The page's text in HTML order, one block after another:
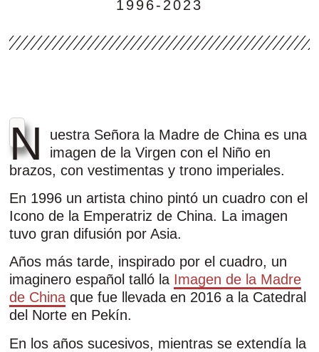
1996-2023
N
uestra Señora la Madre de China es una
imagen de la Virgen con el Niño en
brazos, con vestimentas y trono imperiales.
En 1996 un artista chino pintó un cuadro con el
Icono de la Emperatriz de China. La imagen
tuvo gran difusión por Asia.
Años más tarde, inspirado por el cuadro, un
imaginero español talló la Imagen de la Madre
de China que fue llevada en 2016 a la Catedral
del Norte en Pekín.
En los años sucesivos, mientras se extendía la